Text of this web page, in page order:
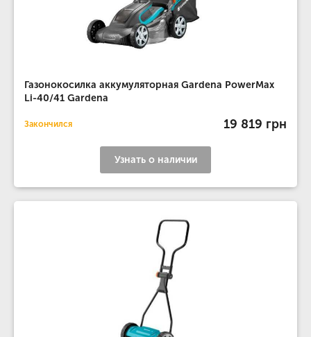
Газонокосилка аккумуляторная Gardena PowerMax
Li-40/41 Gardena
Закончился 19 819 грн
Узнать о наличии